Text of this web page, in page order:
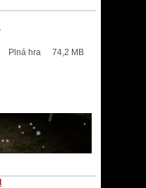
Plná hra 74,2 MB